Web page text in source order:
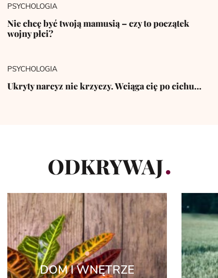
PSYCHOLOGIA
Nie chcę być twoją mamusią – czy to początek
wojny płci?
PSYCHOLOGIA
Ukryty narcyz nie krzyczy. Wciąga cię po cichu…
ODKRYWAJ
DOM I WNĘTRZE